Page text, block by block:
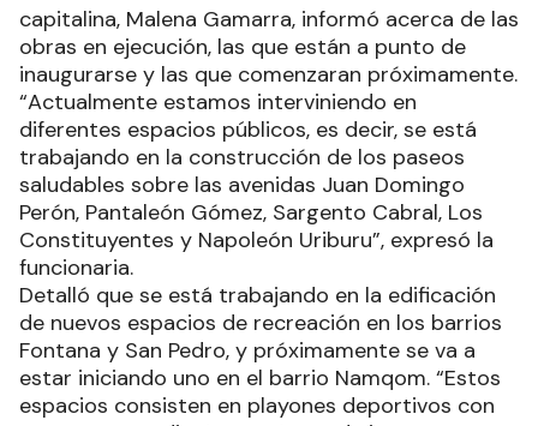
capitalina, Malena Gamarra, informó acerca de las
obras en ejecución, las que están a punto de
inaugurarse y las que comenzaran próximamente.
“Actualmente estamos interviniendo en
diferentes espacios públicos, es decir, se está
trabajando en la construcción de los paseos
saludables sobre las avenidas Juan Domingo
Perón, Pantaleón Gómez, Sargento Cabral, Los
Constituyentes y Napoleón Uriburu”, expresó la
funcionaria.
Detalló que se está trabajando en la edificación
de nuevos espacios de recreación en los barrios
Fontana y San Pedro, y próximamente se va a
estar iniciando uno en el barrio Namqom. “Estos
espacios consisten en playones deportivos con